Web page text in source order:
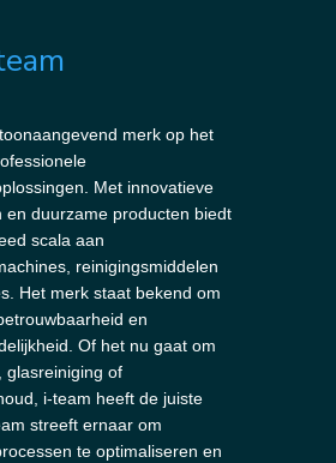
merk op het
Met innovatieve
en duurzame producten biedt
scala aan
reinigingsmiddelen
Het merk staat bekend om
en
Of het nu gaat om
glasreiniging of
i-team heeft de juiste
streeft ernaar om
te optimaliseren en